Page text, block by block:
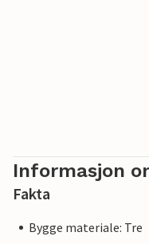
Informasjon
Fakta
Bygge materiale: Tre